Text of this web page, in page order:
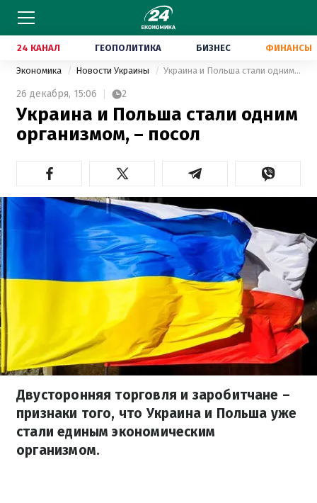
24 КАНАЛ ГЕОПОЛИТИКА БИЗНЕС ФИНАНСЫ
Экономика Новости Украины Украина и Польша стали одним организмом, – посол
26 декабря, 15:06 2
Украина и Польша стали одним
организмом, – посол
Двусторонняя торговля и заробитчане –
признаки того, что Украина и Польша уже
стали единым экономическим
организмом.